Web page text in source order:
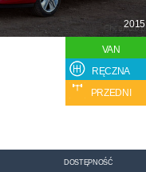
2015
VAN
RĘCZNA
PRZEDNI
DOSTĘPNOŚĆ